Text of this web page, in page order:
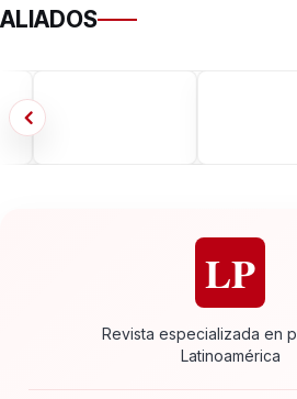
ALIADOS
LP
Revista especializada en
Latinoamérica